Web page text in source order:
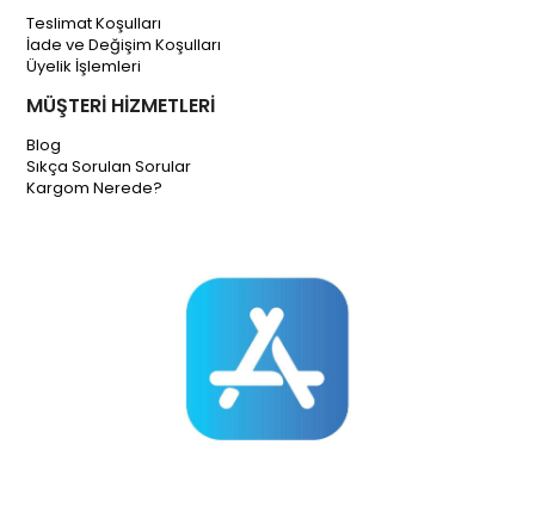
Teslimat Koşulları
İade ve Değişim Koşulları
Üyelik İşlemleri
MÜŞTERİ HİZMETLERİ
Blog
Sıkça Sorulan Sorular
Kargom Nerede?